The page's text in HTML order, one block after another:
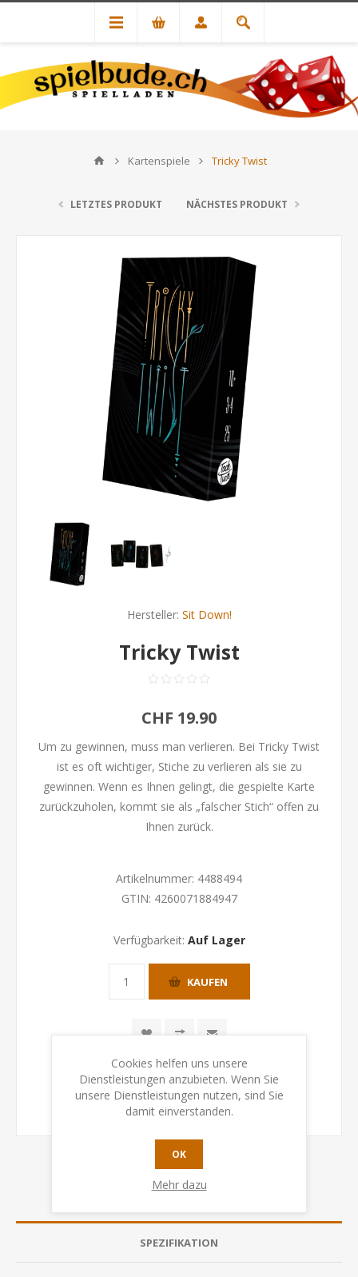
Kartenspiele Tricky Twist
LETZTES PRODUKT NÄCHSTES PRODUKT
Hersteller: Sit Down!
Tricky Twist
CHF 19.90
Um zu gewinnen, muss man verlieren. Bei Tricky Twist
ist es oft wichtiger, Stiche zu verlieren als sie zu
gewinnen. Wenn es Ihnen gelingt, die gespielte Karte
zurückzuholen, kommt sie als „falscher Stich“ offen zu
Ihnen zurück.
Artikelnummer: 4488494
GTIN: 4260071884947
Verfügbarkeit: Auf Lager
KAUFEN
SPEZIFIKATION
Cookies helfen uns unsere
Dienstleistungen anzubieten. Wenn Sie
unsere Dienstleistungen nutzen, sind Sie
damit einverstanden.
OK
Mehr dazu